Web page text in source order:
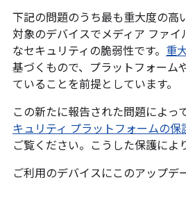
下記の問題のうち最も重大度の高
対象のデバイスでメディア ファ
なセキュリティの脆弱性です。 重
基づくもので、プラットフォーム
ていることを前提としています。
この新たに報告された問題によっ
キュリティ プラットフォームの保
ご覧ください。こうした保護によ
ご利用のデバイスにこのアップデ